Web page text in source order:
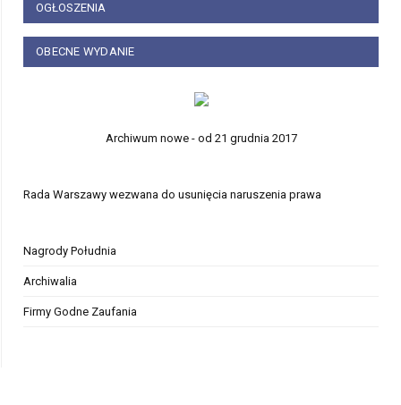
OGŁOSZENIA
OBECNE WYDANIE
Archiwum nowe - od 21 grudnia 2017
Rada Warszawy wezwana do usunięcia naruszenia prawa
Nagrody Południa
Archiwalia
Firmy Godne Zaufania